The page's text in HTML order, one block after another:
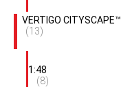
VERTIGO CITYSCAPE™
(13)
1:48
(8)